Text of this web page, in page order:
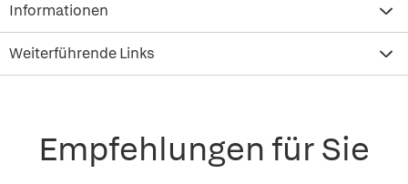
Informationen
Weiterführende Links
Empfehlungen für Sie